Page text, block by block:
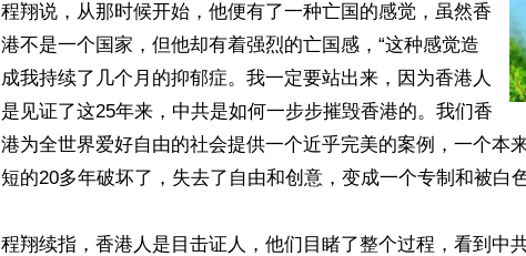
程翔说，从那时候开始，他便有了一种亡国的感觉，虽然香
港不是一个国家，但他却有着强烈的亡国感，“这种感觉造
成我持续了几个月的抑郁症。我一定要站出来，因为香港人
是见证了这25年来，中共是如何一步步摧毁香港的。我们香
港为全世界爱好自由的社会提供一个近乎完美的案例，一个本
短的20多年破坏了，失去了自由和创意，变成一个专制和被白
程翔续指，香港人是目击证人，他们目睹了整个过程，看到中